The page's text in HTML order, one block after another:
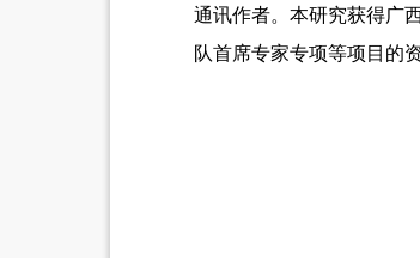
通讯作者。本研究获得广
队首席专家专项等项目的资